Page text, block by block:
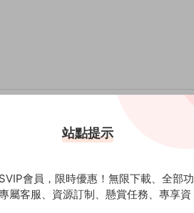
再複制進去，例子：
站點提示
會員，限時優惠！無限下載、全部功
屬客服、資源訂制、懸賞任務、專享資